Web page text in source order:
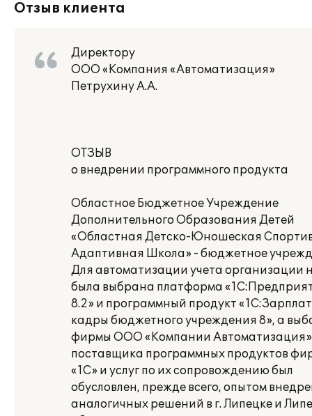
Отзыв клиента
Директору
ООО «Компания «Автоматизация»
Петрухину А.А.
ОТЗЫВ
о внедрении программного продукта
Областное Бюджетное Учреждение
Дополнительного Образования Детей
«Областная Детско-Юношеская
Адаптивная Школа» - бюджетное
Для автоматизации учета организации
была выбрана платформа
8.2» и программный продукт
кадры бюджетного учреждения 8», а
фирмы ООО «Компании Автоматизация»
поставщика программных продуктов
«1С» и услуг по их сопровождению был
обусловлен, прежде всего, опытом
аналогичных решений в г. Липецке и